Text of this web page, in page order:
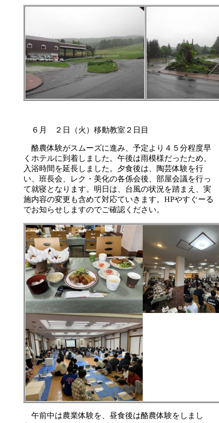
６月 ２日（火）移動教室２日目
酪農体験がスムーズに進み、予定より４５分程度早
くホテルに到着しました。午後は雨模様だったため、
入浴時間を延長しました。夕食後は、陶芸体験を行
い、班長会、レク・美化の各係会後、部屋会議を行っ
て就寝となります。明日は、台風の状況を踏まえ、実
施内容の変更も含めて対応ていきます。HPやすぐーる
でお知らせしますのでご確認ください。
午前中は農業体験を、昼食後は酪農体験をしまし